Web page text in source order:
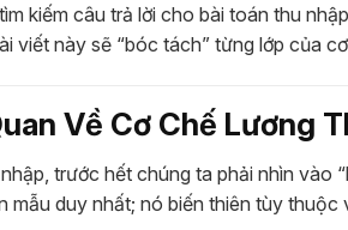
kiếm câu trả lời cho bài toán thu
viết này sẽ “bóc tách” từng lớp của
Về Cơ Chế Lương
trước hết chúng ta phải nhìn vào
mẫu duy nhất; nó biến thiên tùy